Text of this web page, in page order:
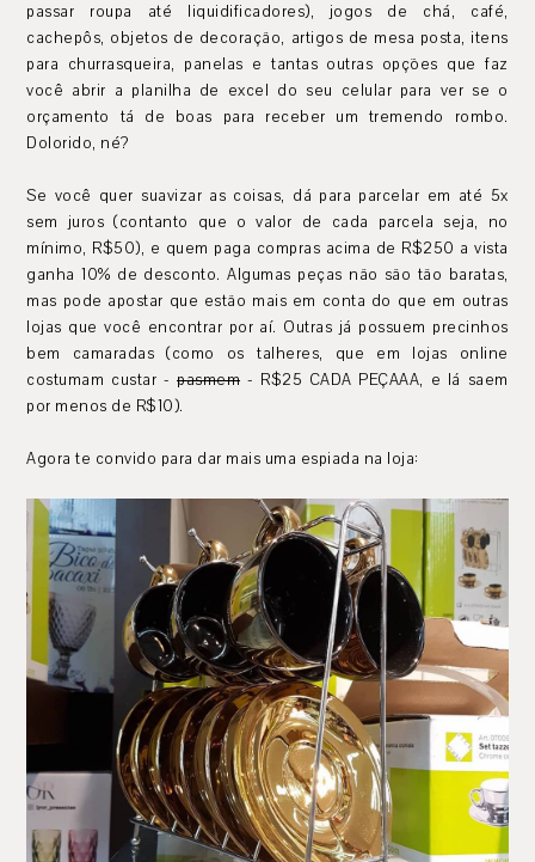
passar roupa até liquidificadores), jogos de chá, café,
cachepôs, objetos de decoração, artigos de mesa posta, itens
para churrasqueira, panelas e tantas outras opções que faz
você abrir a planilha de excel do seu celular para ver se o
orçamento tá de boas para receber um tremendo rombo.
Dolorido, né?
Se você quer suavizar as coisas, dá para parcelar em até 5x
sem juros (contanto que o valor de cada parcela seja, no
mínimo, R$50), e quem paga compras acima de R$250 a vista
ganha 10% de desconto. Algumas peças não são tão baratas,
mas pode apostar que estão mais em conta do que em outras
lojas que você encontrar por aí. Outras já possuem precinhos
bem camaradas (como os talheres, que em lojas online
costumam custar -pasmem - R$25 CADA PEÇAAA, e lá saem
por menos de R$10).
Agora te convido para dar mais uma espiada na loja: